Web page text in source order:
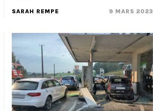
SARAH REMPE 9 MARS 2023